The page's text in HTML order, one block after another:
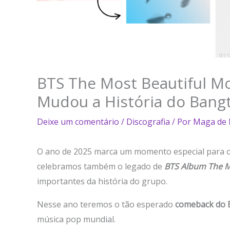
BTS The Most Beautiful
Mudou a História do
Deixe um comentário / Discografia / Por Maga de
O ano de 2025 marca um momento especial
celebramos também o legado de BTS Album The
importantes da história do grupo.
Nesse ano teremos o tão esperado comeback do
música pop mundial.